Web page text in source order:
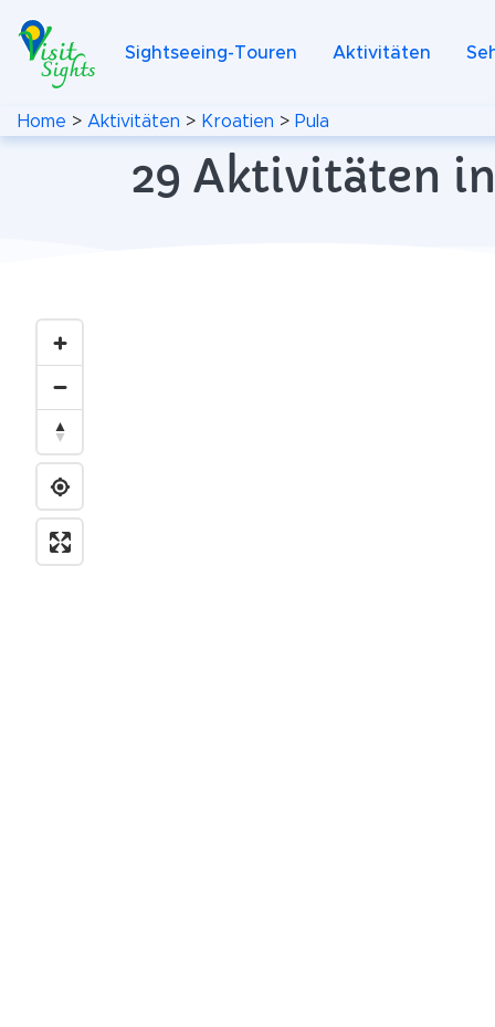
Sightseeing-Touren Aktivitäten
Home > Aktivitäten > Kroatien > Pula
29 Aktivitäten